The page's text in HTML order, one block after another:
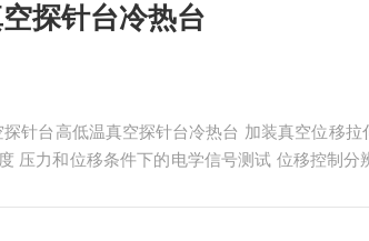
探针台冷热台
针台冷热台 加装真空位移拉伸夹具 实现对柔性传感材料在不同温
力和位移条件下的电学信号测试 位移控制分辨率≤5微